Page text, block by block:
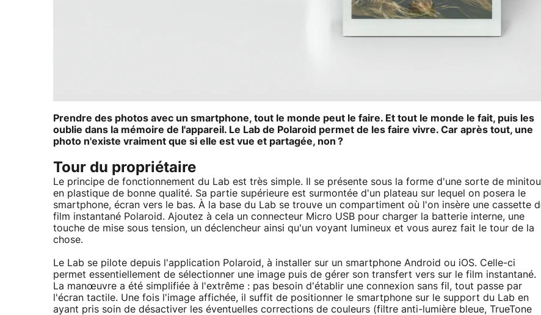
Prendre des photos avec un smartphone, tout le monde peut le faire. Et tout le monde le fait, puis les
oublie dans la mémoire de l'appareil. Le Lab de Polaroid permet de les faire vivre. Car après tout, une
photo n'existe vraiment que si elle est vue et partagée, non ?
Tour du propriétaire
Le principe de fonctionnement du Lab est très simple. Il se présente sous la forme d'une sorte de
en plastique de bonne qualité. Sa partie supérieure est surmontée d'un plateau sur lequel on posera le
smartphone, écran vers le bas. À la base du Lab se trouve un compartiment où l'on insère une cassette
film instantané Polaroid. Ajoutez à cela un connecteur Micro USB pour charger la batterie interne, une
touche de mise sous tension, un déclencheur ainsi qu'un voyant lumineux et vous aurez fait le tour de la
chose.
Le Lab se pilote depuis l'application Polaroid, à installer sur un smartphone Android ou iOS. Celle-ci
permet essentiellement de sélectionner une image puis de gérer son transfert vers sur le film instantané.
La manœuvre a été simplifiée à l'extrême : pas besoin d'établir une connexion sans fil, tout passe par
l'écran tactile. Une fois l'image affichée, il suffit de positionner le smartphone sur le support du Lab en
ayant pris soin de désactiver les éventuelles corrections de couleurs (filtre anti-lumière bleue, TrueTone